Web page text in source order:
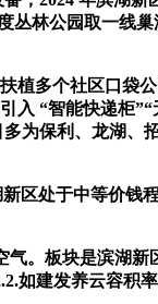
林公园取一线
多个社区口袋
“智能快递柜
保利、龙湖
处于中等价钱
板块是滨湖新
建发养云容积